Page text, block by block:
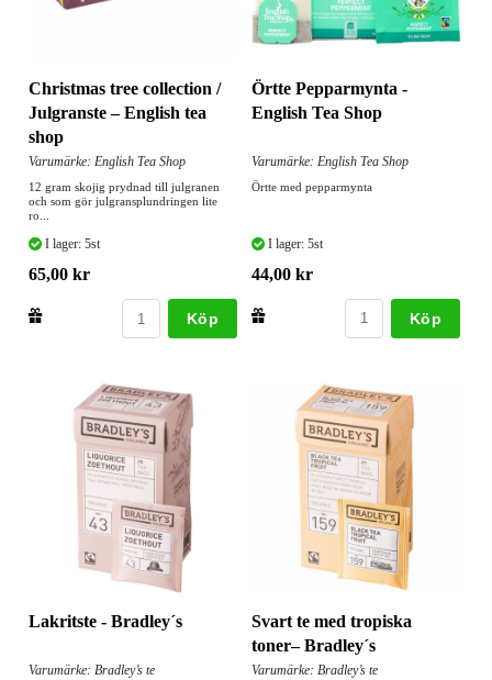
Christmas tree collection /
Julgranste – English tea
shop
Varumärke: English Tea Shop
12 gram skojig prydnad till julgranen
och som gör julgransplundringen lite
ro...
I lager: 5st
65,00 kr
Köp
Örtte Pepparmynta -
English Tea Shop
Varumärke: English Tea Shop
Örtte med pepparmynta
I lager: 5st
44,00 kr
Köp
Lakritste - Bradley´s
Varumärke: Bradley’s te
Svart te med tropiska
toner– Bradley´s
Varumärke: Bradley’s te